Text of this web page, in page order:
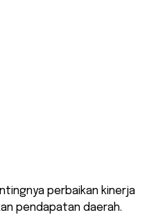
perbaikan kinerja
pendapatan daerah.